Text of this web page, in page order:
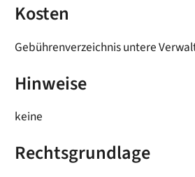
Kosten
Gebührenverzeichnis untere
Hinweise
keine
Rechtsgrundlage